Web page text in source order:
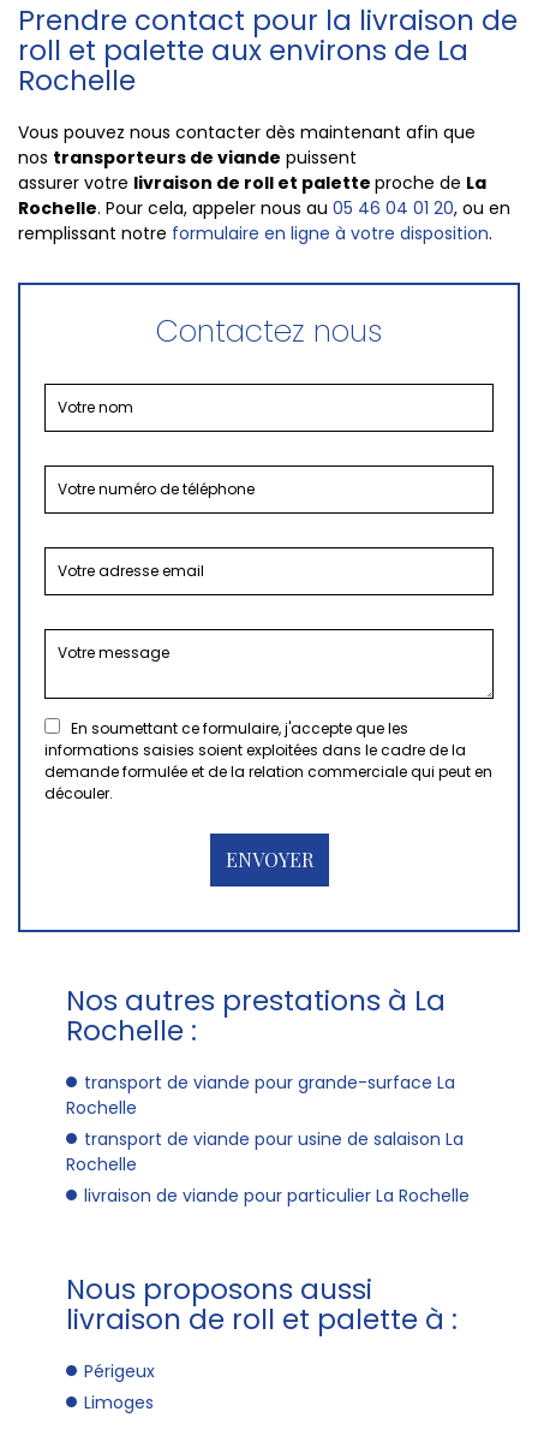
Prendre contact pour la livraison de
roll et palette aux environs de La
Rochelle
Vous pouvez nous contacter dès maintenant afin que
nos transporteurs de viande puissent
assurer votre livraison de roll et palette proche de La
Rochelle. Pour cela, appeler nous au 05 46 04 01 20, ou en
remplissant notre formulaire en ligne à votre disposition.
Contactez nous
En soumettant ce formulaire, j'accepte que les
informations saisies soient exploitées dans le cadre de la
demande formulée et de la relation commerciale qui peut en
découler.
Nos autres prestations à La
Rochelle :
transport de viande pour grande-surface La
Rochelle
transport de viande pour usine de salaison La
Rochelle
livraison de viande pour particulier La Rochelle
Nous proposons aussi
livraison de roll et palette à :
Périgeux
Limoges